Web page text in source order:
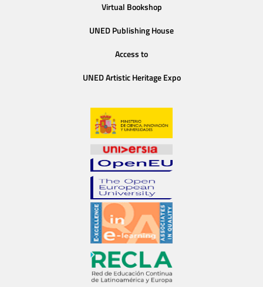
Virtual Bookshop
UNED Publishing House
Access to
UNED Artistic Heritage Expo